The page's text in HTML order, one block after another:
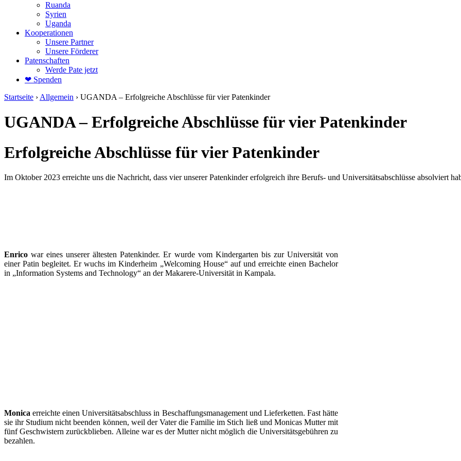
Ruanda
Syrien
Uganda
Kooperationen
Unsere Partner
Unsere Förderer
Patenschaften
Werde Pate jetzt
❤ Spenden
Startseite › Allgemein › UGANDA – Erfolgreiche Abschlüsse für vier Patenkinder
UGANDA – Erfolgreiche Abschlüsse für vier Patenkinder
Erfolgreiche Abschlüsse für vier Patenkinder
Im Oktober 2023 erreichte uns die Nachricht, dass vier unserer Patenkinder erfolgreich ihre Berufs- und Universitätsabschlüsse absolviert
Enrico war eines unserer ältesten Patenkinder. Er wurde vom Kindergarten bis zur Universität von
einer Patin begleitet. Er wuchs im Kinderheim „Welcoming House“ auf und erreichte einen Bachelor
in „Information Systems and Technology“ an der Makarere-Universität in Kampala.
Monica erreichte einen Universitätsabschluss in Beschaffungsmanagement und Lieferketten. Fast hätte
sie ihr Studium nicht beenden können, weil der Vater die Familie im Stich ließ und Monicas Mutter mit
fünf Geschwistern zurückblieben. Alleine war es der Mutter nicht möglich die Universitätsgebühren zu
bezahlen.